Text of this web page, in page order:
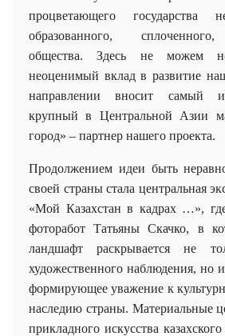
процветающего государства
образованного, сплоченного,
общества. Здесь не можем
неоценимый вклад в развитие
направлении вносит самый
крупный в Центральной Азии
город» – партнер нашего проекта.
Продолжением идеи быть
своей страны стала центральная
«Мой Казахстан в кадрах …»,
фоторабот Татьяны Скачко, в
ландшафт раскрывается не
художественного наблюдения, но
формирующее уважение к
наследию страны. Материальные
прикладного искусства